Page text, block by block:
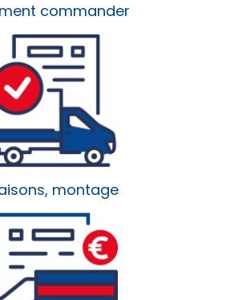
commander
montage